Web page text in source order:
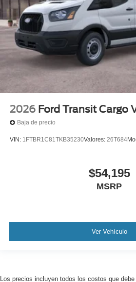
2026 Ford Transit Cargo
Baja de precio
VIN: 1FTBR1C81TKB35230Valores: 26T684
$54,195
MSRP
Ver Vehículo
Los precios incluyen todos los costos que debe